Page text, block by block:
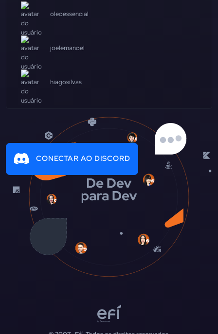
oleoessencial
joelemanoel
hiagosilvas
CONECTAR AO DISCORD